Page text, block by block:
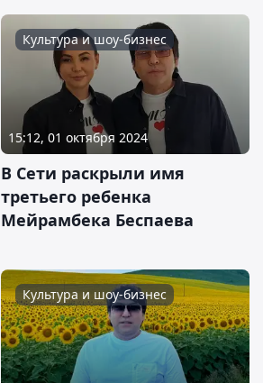
Культура и шоу-бизнес
15:12, 01 октября 2024
В Сети раскрыли имя
третьего ребенка
Мейрамбека Беспаева
Культура и шоу-бизнес